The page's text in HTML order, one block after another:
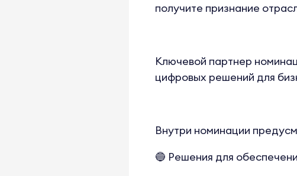
получите признание
Ключевой партнер
цифровых решений для
Внутри номинации
🔵 Решения для